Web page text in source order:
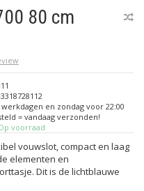
80 cm
werkdagen en zondag voor 22:00
= vandaag verzonden!
voorraad
vouwslot, compact en laag
elementen en
Dit is de lichtblauwe